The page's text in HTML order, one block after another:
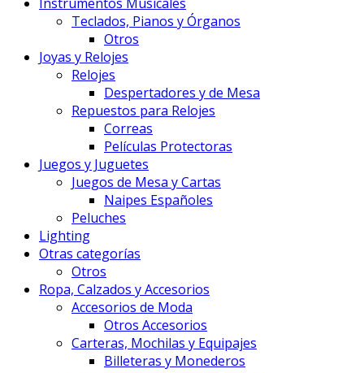
Teclados, Pianos y Órganos
Otros
Joyas y Relojes
Relojes
Despertadores y de Mesa
Repuestos para Relojes
Correas
Películas Protectoras
Juegos y Juguetes
Juegos de Mesa y Cartas
Naipes Españoles
Peluches
Lighting
Otras categorías
Otros
Ropa, Calzados y Accesorios
Accesorios de Moda
Otros Accesorios
Carteras, Mochilas y Equipajes
Billeteras y Monederos